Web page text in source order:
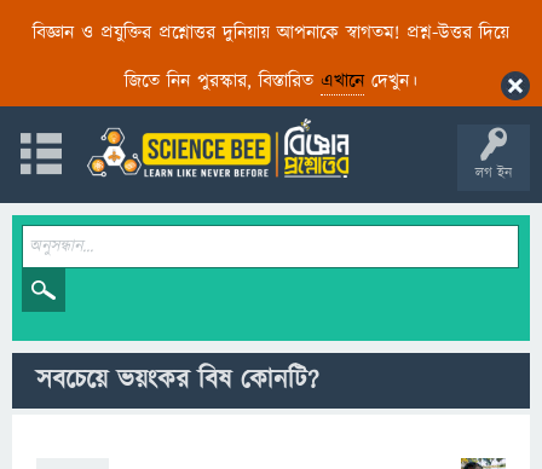
বিজ্ঞান ও প্রযুক্তির প্রশ্নোত্তর দুনিয়ায় আপনাকে স্বাগতম! প্রশ্ন-উত্তর দিয়ে
জিতে নিন পুরস্কার, বিস্তারিত এখানেদেখুন।
লগ ইন
সবচেয়ে ভয়ংকর বিষ কোনটি?